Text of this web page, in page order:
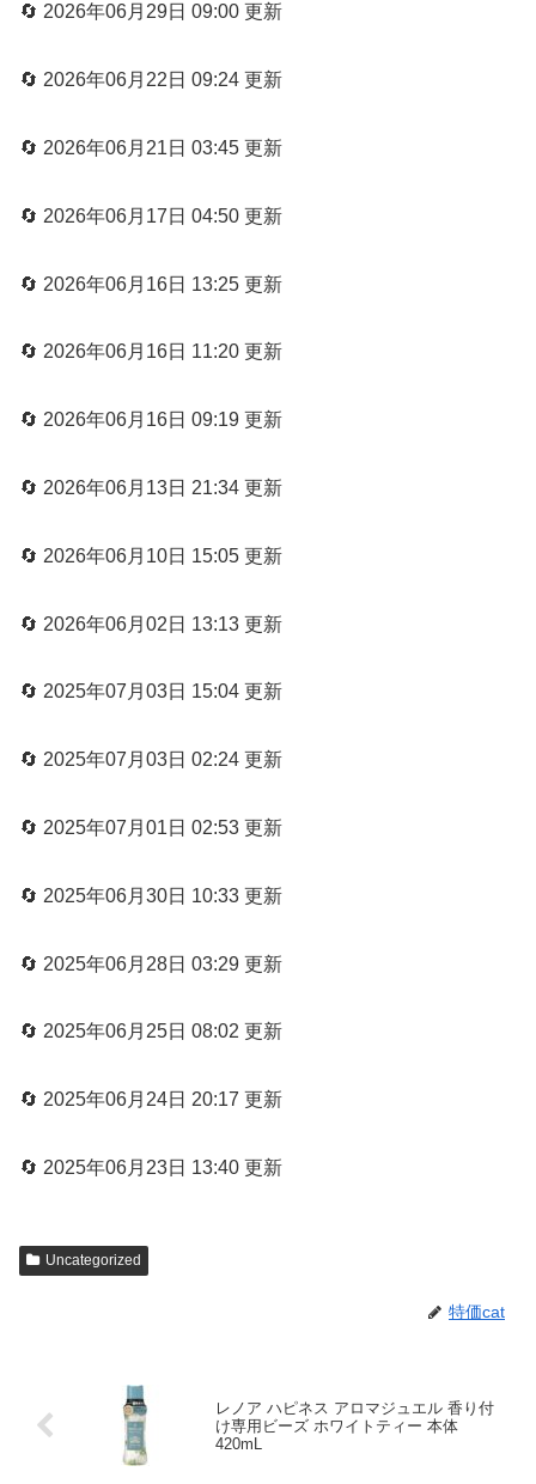
🔄 2026年06月29日 09:00 更新
🔄 2026年06月22日 09:24 更新
🔄 2026年06月21日 03:45 更新
🔄 2026年06月17日 04:50 更新
🔄 2026年06月16日 13:25 更新
🔄 2026年06月16日 11:20 更新
🔄 2026年06月16日 09:19 更新
🔄 2026年06月13日 21:34 更新
🔄 2026年06月10日 15:05 更新
🔄 2026年06月02日 13:13 更新
🔄 2025年07月03日 15:04 更新
🔄 2025年07月03日 02:24 更新
🔄 2025年07月01日 02:53 更新
🔄 2025年06月30日 10:33 更新
🔄 2025年06月28日 03:29 更新
🔄 2025年06月25日 08:02 更新
🔄 2025年06月24日 20:17 更新
🔄 2025年06月23日 13:40 更新
Uncategorized
特価cat
レノア ハピネス アロマジュエル 香り付
け専用ビーズ ホワイトティー 本体
420mL